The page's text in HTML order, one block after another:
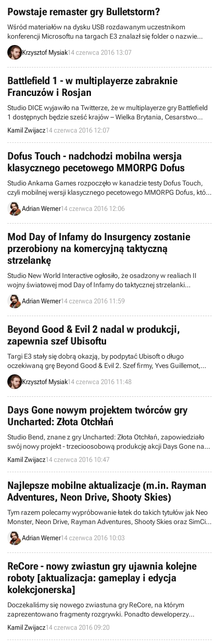
Powstaje remaster gry Bulletstorm?
Wśród materiałów na dysku USB rozdawanym uczestnikom
konferencji Microsoftu na targach E3 znalazł się folder o nazwie
„Bulletstorm Remaster”. Czyżby People Can Fly szykowało
odświeżoną wersję swojego świetnego FPS-a z 2011 roku?
Krzysztof Mysiak14 czerwca 2016 13:07
Battlefield 1 - w multiplayerze zabraknie
Francuzów i Rosjan
Studio DICE wyjawiło na Twitterze, że w multiplayerze gry Battlefield
1 dostępnych będzie sześć krajów – Wielka Brytania, Cesarstwo
Niemieckie, Austro-Węgry, Włochy, Imperium Osmańskie oraz Stany
Zjednoczone. Oznacza to, że zabraknie francuskich żołnierzy czy też
tych z Imperium Rosyjskiego.
Kamil Zwijacz14 czerwca 2016 12:07
Dofus Touch - nadchodzi mobilna wersja
klasycznego pecetowego MMORPG Dofus
Studio Ankama Games rozpoczęło w kanadzie testy Dofus Touch,
czyli mobilnej wersji klasycznego pecetowego MMORPG Dofus, które
jest regularnie rozwijane od 2004 roku. Tytuł dostępny będzie w
modelu free-to-play.
Adrian Werner14 czerwca 2016 12:06
Mod Day of Infamy do Insurgency zostanie
przerobiony na komercyjną taktyczną
strzelankę
Studio New World Interactive ogłosiło, że osadzony w realiach II
wojny światowej mod Day of Infamy do taktycznej strzelanki
Insurgency ulegnie rozbudowaniu i przeobrazi się w samodzielną
komercyjną produkcję.
Adrian Werner14 czerwca 2016 11:59
Beyond Good & Evil 2 nadal w produkcji,
zapewnia szef Ubisoftu
Targi E3 stały się dobrą okazją, by podpytać Ubisoft o długo
oczekiwaną grę Beyond Good & Evil 2. Szef firmy, Yves Guillemot,
zapewnił po raz kolejny, że Michel Ancel nadal pracuje nad tym
tytułem.Krzysztof Mysiak14 czerwca 2016 11:48
Days Gone nowym projektem twórców gry
Uncharted: Złota Otchłań
Studio Bend, znane z gry Uncharted: Złota Otchłań, zapowiedziało
swój nowy projekt - trzecioosobową produkcję akcji Days Gone na
PlayStation 4. Rozgrywka toczyć się będzie w otwartym świecie,
pełnym zwinnych zombie zwanych Freakers.
Kamil Zwijacz14 czerwca 2016 10:47
Najlepsze mobilne aktualizacje (m.in. Rayman
Adventures, Neon Drive, Shooty Skies)
Tym razem polecamy wypróbowanie łatek do takich tytułów jak Neo
Monster, Neon Drive, Rayman Adventures, Shooty Skies oraz SimCity
BuildIt.
Adrian Werner14 czerwca 2016 10:03
ReCore - nowy zwiastun gry ujawnia kolejne
roboty [aktualizacja: gameplay i edycja
kolekcjonerska]
Doczekaliśmy się nowego zwiastuna gry ReCore, na którym
zaprezentowano fragmenty rozgrywki. Ponadto deweloperzy
przedstawili kolejne roboty, które towarzyszyć mają nam podczas
przygody.
Kamil Zwijacz14 czerwca 2016 09:20